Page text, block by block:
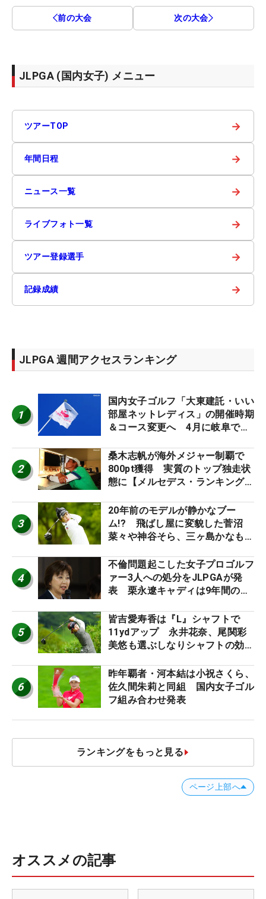
前の大会 次の大会
JLPGA (国内女子) メニュー
ツアーTOP →
年間日程 →
ニュース一覧 →
ライブフォト一覧 →
ツアー登録選手 →
記録成績 →
JLPGA 週間アクセスランキング
1
国内女子ゴルフ「大東建託・いい
部屋ネットレディス」の開催時期
＆コース変更へ 4月に岐阜で開
2
桑木志帆が海外メジャー制覇で
800pt獲得 実質のトップ独走状
態に【メルセデス・ランキング番
3
20年前のモデルが静かなブー
ム!? 飛ばし屋に変貌した菅沼
菜々や神谷そら、三ヶ島かなも使
ロたちの“飛ばしギア”】
4
不倫問題起こした女子プロゴルフ
ァー3人への処分をJLPGAが発
表 栗永遼キャディは9年間の立
5
皆吉愛寿香は『L』シャフトで
11ydアップ 永井花奈、尾関彩
美悠も選ぶしなりシャフトの効果
ア”】
6
昨年覇者・河本結は小祝さくら、
佐久間朱莉と同組 国内女子ゴル
フ組み合わせ発表
ランキングをもっと見る
ページ上部へ
オススメの記事